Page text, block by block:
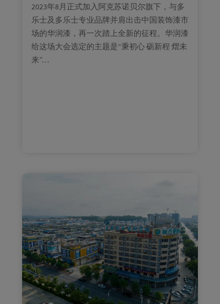
2023年8月正式加入阿克苏诺贝尔旗下，与多
乐士及多乐士专业品牌并肩出击中国装饰漆市
场的华润漆，再一次踏上全新的征程。华润漆
给这场大会选定的主题是“秉初心 砺新程 熠未
来”…